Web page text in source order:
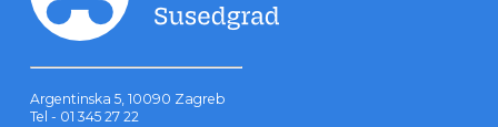
Argentinska 5, 10090 Zagreb
Tel - 01 345 27 22